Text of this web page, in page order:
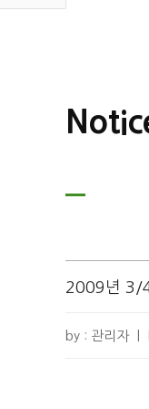
2009년 3/4
by : 관리자